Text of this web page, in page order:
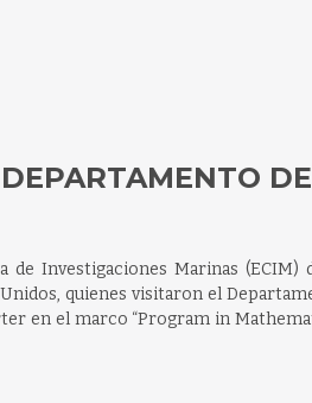
DE
de Investigaciones Marinas (ECIM)
quienes visitaron el
en el marco “Program in